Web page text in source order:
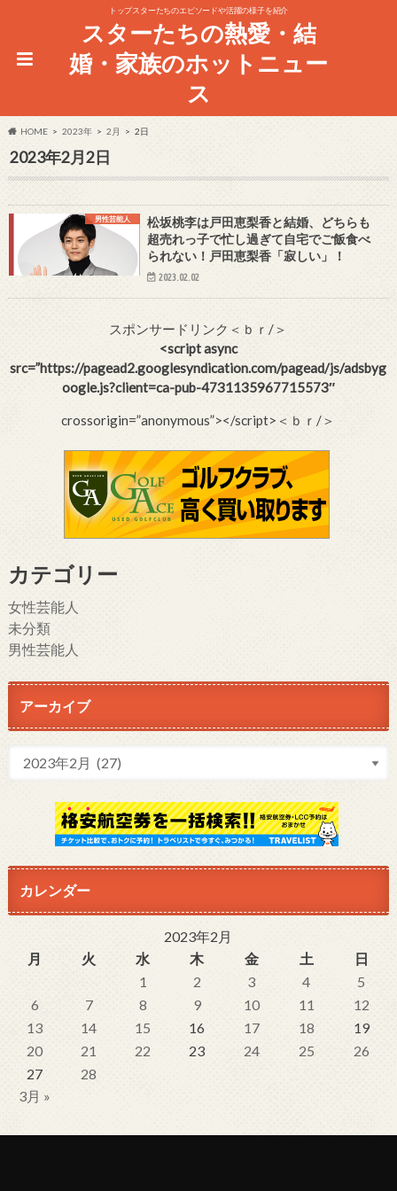
トップスターたちのエピソードや活躍の様子を紹介
スターたちの熱愛・結
婚・家族のホットニュー
ス
HOME 2023年 2月 2日
2023年2月2日
男性芸能人
松坂桃李は戸田恵梨香と結婚、どちらも
超売れっ子で忙し過ぎて自宅でご飯食べ
られない！戸田恵梨香「寂しい」！
2023.02.02
スポンサードリンク＜ｂｒ/＞
<script async
src=”https://pagead2.googlesyndication.com/pagead/js/adsbyg
oogle.js?client=ca-pub-4731135967715573″
crossorigin=”anonymous”></script>＜ｂｒ/＞
カテゴリー
女性芸能人
未分類
男性芸能人
アーカイブ
カレンダー
2023年2月
月
火 水 木 金 土
日
1
2 3 4
5
6
7 8 9 10 11
12
13
14 15 16 17 18
19
20
21 22 23 24 25
26
27
28
3月 »